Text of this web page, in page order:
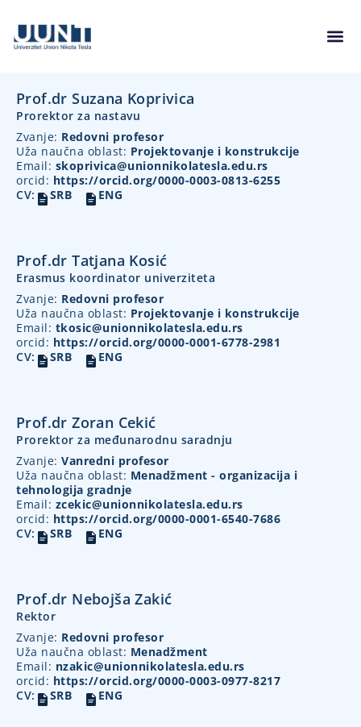
Prof.dr Suzana Koprivica
Prorektor za nastavu
Zvanje: Redovni profesor
Uža naučna oblast: Projektovanje i konstrukcije
Email: skoprivica@unionnikolatesla.edu.rs
orcid: https://orcid.org/0000-0003-0813-6255
CV:
SRB ENG
Prof.dr Tatjana Kosić
Erasmus koordinator univerziteta
Zvanje: Redovni profesor
Uža naučna oblast: Projektovanje i konstrukcije
Email: tkosic@unionnikolatesla.edu.rs
orcid: https://orcid.org/0000-0001-6778-2981
CV:
SRB ENG
Prof.dr Zoran Cekić
Prorektor za međunarodnu saradnju
Zvanje: Vanredni profesor
Uža naučna oblast: Menadžment - organizacija i
tehnologija gradnje
Email: zcekic@unionnikolatesla.edu.rs
orcid: https://orcid.org/0000-0001-6540-7686
CV:
SRB ENG
Prof.dr Nebojša Zakić
Rektor
Zvanje: Redovni profesor
Uža naučna oblast: Menadžment
Email: nzakic@unionnikolatesla.edu.rs
orcid: https://orcid.org/0000-0003-0977-8217
CV:
SRB ENG